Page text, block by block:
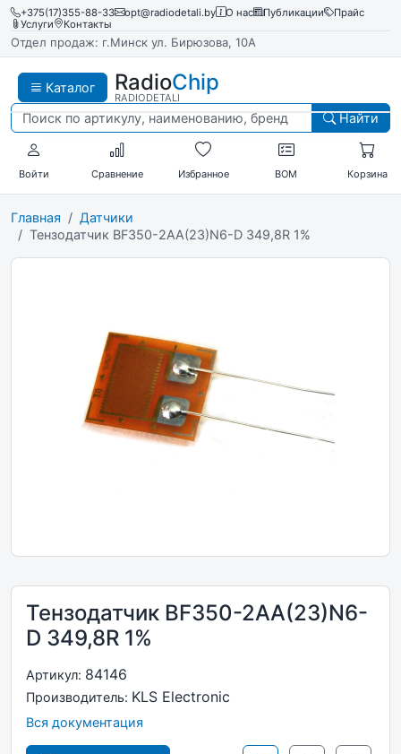
+375(17)355-88-33 opt@radiodetali.by О нас Публикации
Прайс
Услуги
Контакты
Отдел продаж: г.Минск ул. Бирюзова, 10А
Каталог RadioChip
RADIODETALI
Найти
Войти Сравнение Избранное BOM Корзина
Главная
Датчики
Тензодатчик BF350-2AA(23)N6-D 349,8R 1%
Тензодатчик BF350-2AA(23)N6-
D 349,8R 1%
Артикул: 84146
Производитель: KLS Electronic
Вся документация